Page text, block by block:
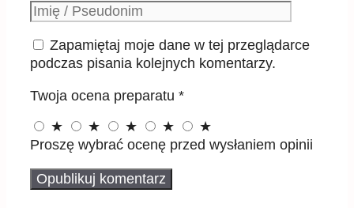
Podpis
Zapamiętaj moje dane w tej przeglądarce
podczas pisania kolejnych komentarzy.
Twoja ocena preparatu *
★
★ ★ ★
★
Proszę wybrać ocenę przed wysłaniem opinii